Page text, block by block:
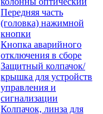
Передняя часть
(головка) нажимной
кнопки
Кнопка аварийного
отключения в сборе
Защитный колпачок/
крышка для устройств
управления и
сигнализации
Колпачок, линза для